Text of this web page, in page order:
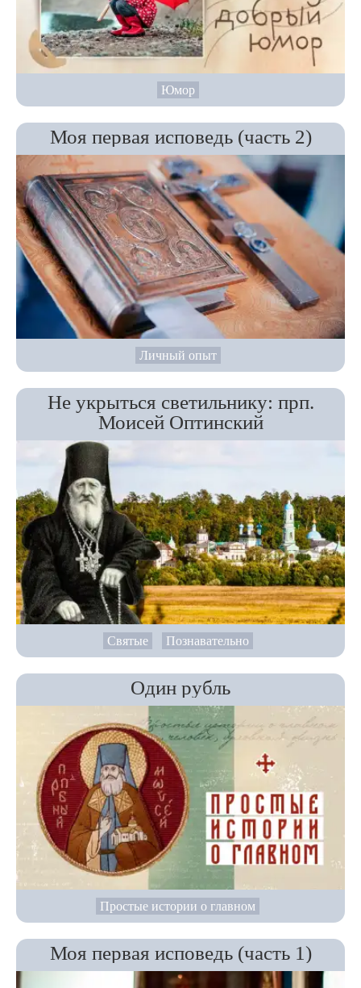
Юмор
Моя первая исповедь (часть 2)
Личный опыт
Не укрыться светильнику: прп.
Моисей Оптинский
Святые Познавательно
Один рубль
Простые истории о главном
Моя первая исповедь (часть 1)